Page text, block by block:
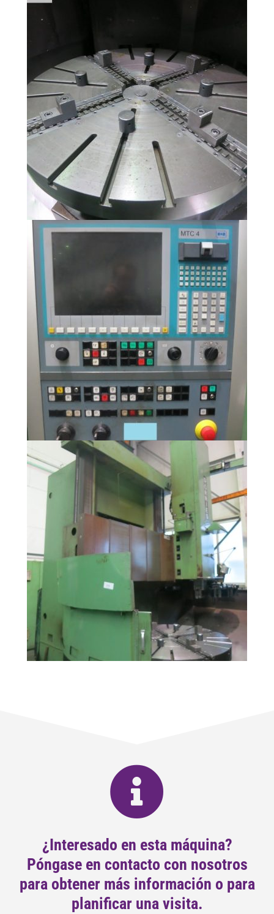
¿Interesado en esta máquina?
Póngase en contacto con nosotros
para obtener más información o para
planificar una visita.